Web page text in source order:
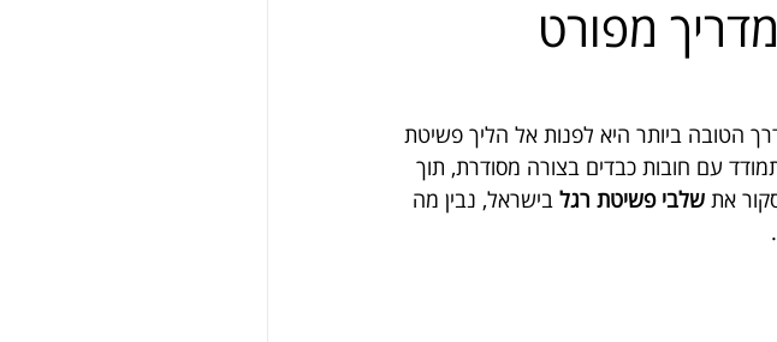
מפורט
הטובה ביותר היא לפנות אל הליך פשיטת
עם חובות כבדים בצורה מסודרת, תוך
את שלבי פשיטת רגל בישראל, נבין מה